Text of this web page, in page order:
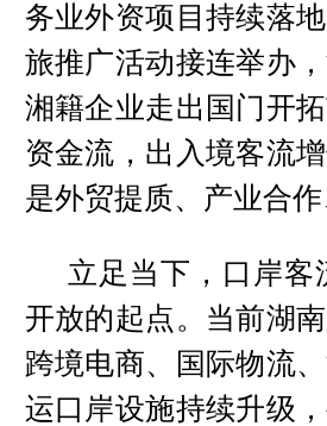
务业外资项目持续落
旅推广活动接连举办
湘籍企业走出国门开
资金流，出入境客流
是外贸提质、产业合
立足当下，口岸
开放的起点。当前湖
跨境电商、国际物流
运口岸设施持续升级